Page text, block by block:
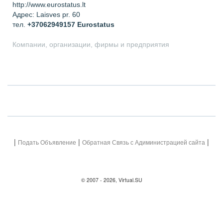
http://www.eurostatus.lt
Адрес: Laisves pr. 60
тел. +37062949157 Eurostatus
Компании, организации, фирмы и предприятия
| Подать Объявление | Обратная Связь с Адиминистрацией сайта |
© 2007 - 2026, Virtual.SU